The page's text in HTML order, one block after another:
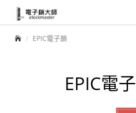
elockmaster
首頁 EPIC電子鎖
EPIC電